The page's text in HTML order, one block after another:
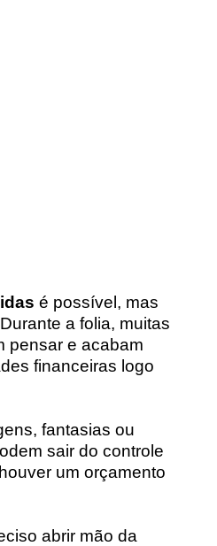
é possível, mas
a folia, muitas
pensar e acabam
financeiras logo
fantasias ou
sair do controle
um orçamento
abrir mão da